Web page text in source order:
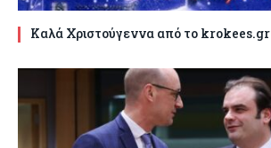
Καλά Χριστούγεννα από το krokees.gr